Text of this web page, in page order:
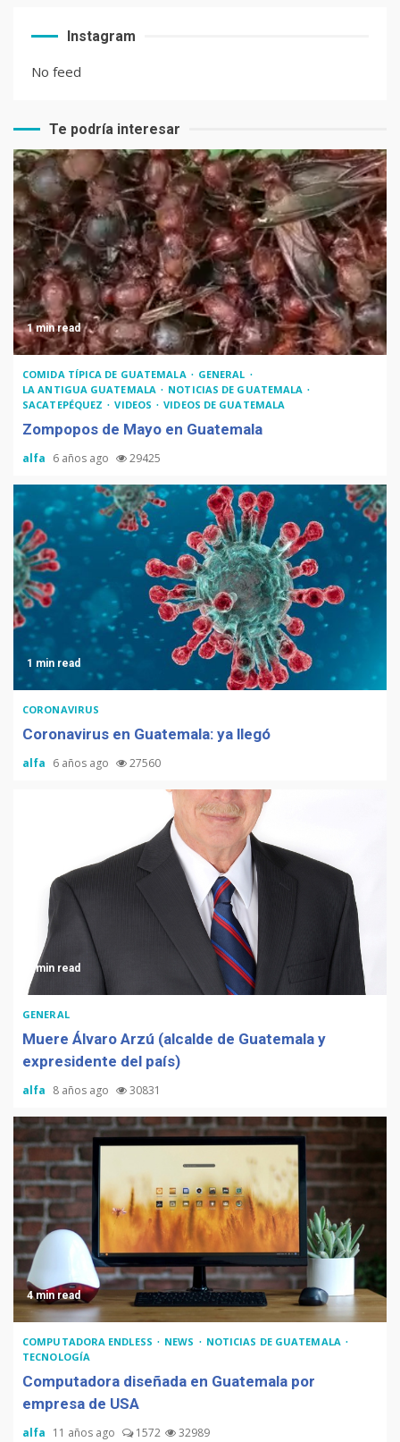
Recetas de Tamales Rojos o
Tamales Colorados
Recetas del fiambre
guatemalteco
Adiós Cédula de Vecindad
Sonrisas
Instagram
No feed
Te podría interesar
1 min read
COMIDA TÍPICA DE GUATEMALA
GENERAL
LA ANTIGUA GUATEMALA
NOTICIAS DE GUATEMALA
SACATEPÉQUEZ
VIDEOS VIDEOS DE GUATEMALA
Zompopos de Mayo en Guatemala
alfa 6 años ago 29425
1 min read
CORONAVIRUS
Coronavirus en Guatemala: ya llegó
alfa 6 años ago 27560
3 min read
GENERAL
Muere Álvaro Arzú (alcalde de Guatemala y
expresidente del país)
alfa 8 años ago 30831
4 min read
COMPUTADORA ENDLESS NEWS
NOTICIAS DE GUATEMALA
TECNOLOGÍA
Computadora diseñada en Guatemala por
empresa de USA
alfa 11 años ago 1572 32989